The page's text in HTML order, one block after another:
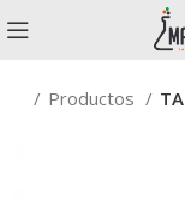
Productos